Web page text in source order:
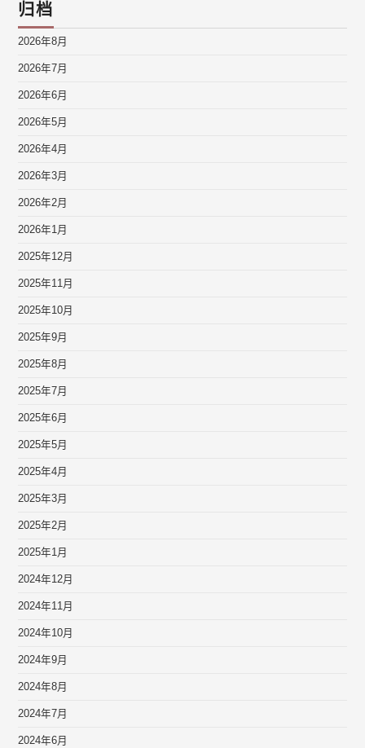
归档
2026年8月
2026年7月
2026年6月
2026年5月
2026年4月
2026年3月
2026年2月
2026年1月
2025年12月
2025年11月
2025年10月
2025年9月
2025年8月
2025年7月
2025年6月
2025年5月
2025年4月
2025年3月
2025年2月
2025年1月
2024年12月
2024年11月
2024年10月
2024年9月
2024年8月
2024年7月
2024年6月